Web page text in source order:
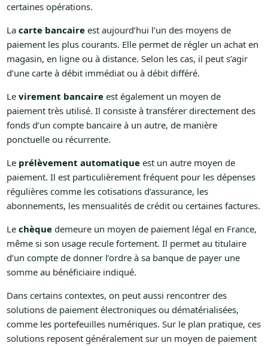
certaines opérations.
La carte bancaireest aujourd’hui l’un des moyens de
paiement les plus courants. Elle permet de régler un achat en
magasin, en ligne ou à distance. Selon les cas, il peut s’agir
d’une carte à débit immédiat ou à débit différé.
Le virement bancaireest également un moyen de
paiement très utilisé. Il consiste à transférer directement des
fonds d’un compte bancaire à un autre, de manière
ponctuelle ou récurrente.
Le prélèvement automatiqueest un autre moyen de
paiement. Il est particulièrement fréquent pour les dépenses
régulières comme les cotisations d’assurance, les
abonnements, les mensualités de crédit ou certaines factures.
Le chèquedemeure un moyen de paiement légal en France,
même si son usage recule fortement. Il permet au titulaire
d’un compte de donner l’ordre à sa banque de payer une
somme au bénéficiaire indiqué.
Dans certains contextes, on peut aussi rencontrer des
solutions de paiement électroniques ou dématérialisées,
comme les portefeuilles numériques. Sur le plan pratique, ces
solutions reposent généralement sur un moyen de paiement